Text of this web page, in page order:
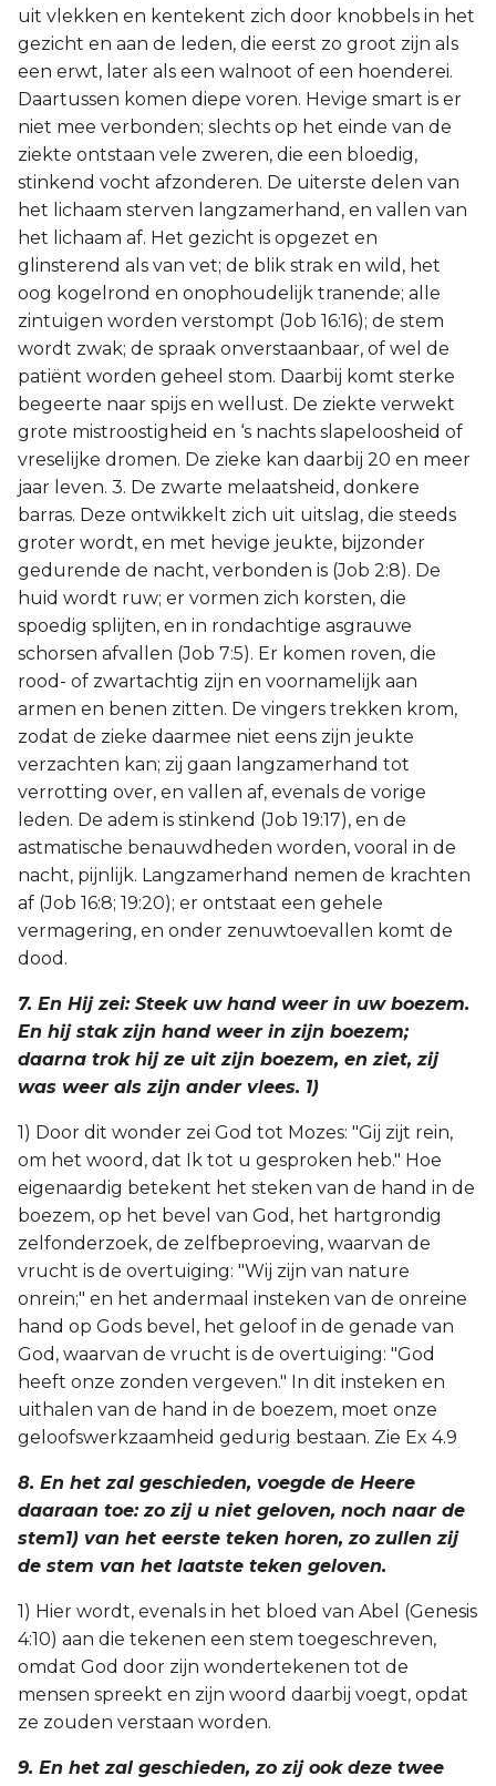
uit vlekken en kentekent zich door knobbels in het
gezicht en aan de leden, die eerst zo groot zijn als
een erwt, later als een walnoot of een hoenderei.
Daartussen komen diepe voren. Hevige smart is er
niet mee verbonden; slechts op het einde van de
ziekte ontstaan vele zweren, die een bloedig,
stinkend vocht afzonderen. De uiterste delen van
het lichaam sterven langzamerhand, en vallen van
het lichaam af. Het gezicht is opgezet en
glinsterend als van vet; de blik strak en wild, het
oog kogelrond en onophoudelijk tranende; alle
zintuigen worden verstompt (Job 16:16); de stem
wordt zwak; de spraak onverstaanbaar, of wel de
patiënt worden geheel stom. Daarbij komt sterke
begeerte naar spijs en wellust. De ziekte verwekt
grote mistroostigheid en ‘s nachts slapeloosheid of
vreselijke dromen. De zieke kan daarbij 20 en meer
jaar leven. 3. De zwarte melaatsheid, donkere
barras. Deze ontwikkelt zich uit uitslag, die steeds
groter wordt, en met hevige jeukte, bijzonder
gedurende de nacht, verbonden is (Job 2:8). De
huid wordt ruw; er vormen zich korsten, die
spoedig splijten, en in rondachtige asgrauwe
schorsen afvallen (Job 7:5). Er komen roven, die
rood- of zwartachtig zijn en voornamelijk aan
armen en benen zitten. De vingers trekken krom,
zodat de zieke daarmee niet eens zijn jeukte
verzachten kan; zij gaan langzamerhand tot
verrotting over, en vallen af, evenals de vorige
leden. De adem is stinkend (Job 19:17), en de
astmatische benauwdheden worden, vooral in de
nacht, pijnlijk. Langzamerhand nemen de krachten
af (Job 16:8; 19:20); er ontstaat een gehele
vermagering, en onder zenuwtoevallen komt de
dood.
7. En Hij zei: Steek uw hand weer in uw boezem.
En hij stak zijn hand weer in zijn boezem;
daarna trok hij ze uit zijn boezem, en ziet, zij
was weer als zijn ander vlees. 1)
1) Door dit wonder zei God tot Mozes: "Gij zijt rein,
om het woord, dat Ik tot u gesproken heb." Hoe
eigenaardig betekent het steken van de hand in de
boezem, op het bevel van God, het hartgrondig
zelfonderzoek, de zelfbeproeving, waarvan de
vrucht is de overtuiging: "Wij zijn van nature
onrein;" en het andermaal insteken van de onreine
hand op Gods bevel, het geloof in de genade van
God, waarvan de vrucht is de overtuiging: "God
heeft onze zonden vergeven." In dit insteken en
uithalen van de hand in de boezem, moet onze
geloofswerkzaamheid gedurig bestaan. Zie Ex 4.9
8. En het zal geschieden, voegde de Heere
daaraan toe: zo zij u niet geloven, noch naar de
stem1) van het eerste teken horen, zo zullen zij
de stem van het laatste teken geloven.
1) Hier wordt, evenals in het bloed van Abel (Genesis
4:10) aan die tekenen een stem toegeschreven,
omdat God door zijn wondertekenen tot de
mensen spreekt en zijn woord daarbij voegt, opdat
ze zouden verstaan worden.
9. En het zal geschieden, zo zij ook deze twee